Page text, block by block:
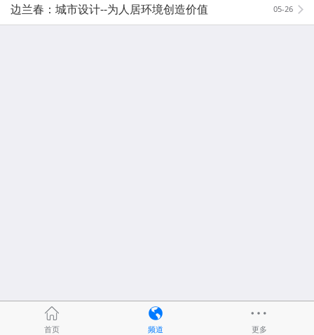
举办“
05-26
边兰春：城市设计--为人居环境创造价值
首页 频道 更多